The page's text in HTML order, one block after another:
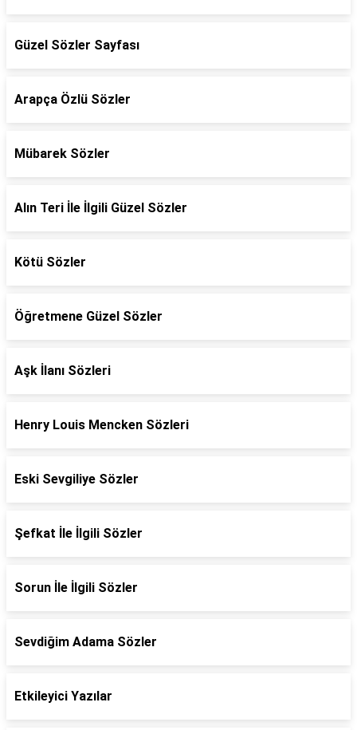
Güzel Sözler Sayfası
Arapça Özlü Sözler
Mübarek Sözler
Alın Teri İle İlgili Güzel Sözler
Kötü Sözler
Öğretmene Güzel Sözler
Aşk İlanı Sözleri
Henry Louis Mencken Sözleri
Eski Sevgiliye Sözler
Şefkat İle İlgili Sözler
Sorun İle İlgili Sözler
Sevdiğim Adama Sözler
Etkileyici Yazılar